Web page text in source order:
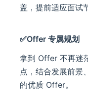
盖，提前适应面试
✅Offer 专属规划
拿到 Offer 不再迷
点，结合发展前景
的优质 Offer。